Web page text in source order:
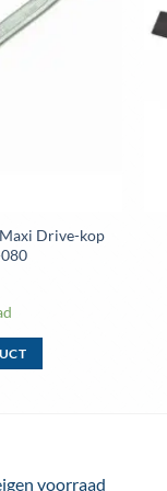
Drive-kop
voorraad